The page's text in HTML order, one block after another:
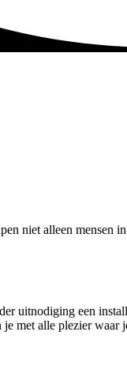
niet alleen mensen
uitnodiging een
met alle plezier waar